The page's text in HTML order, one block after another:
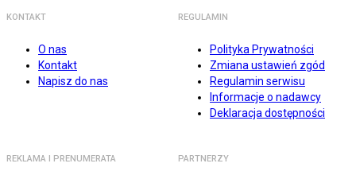
KONTAKT
O nas
Kontakt
Napisz do nas
REGULAMIN
Polityka Prywatności
Zmiana ustawień zgód
Regulamin serwisu
Informacje o nadawcy
Deklaracja dostępności
REKLAMA I PRENUMERATA PARTNERZY